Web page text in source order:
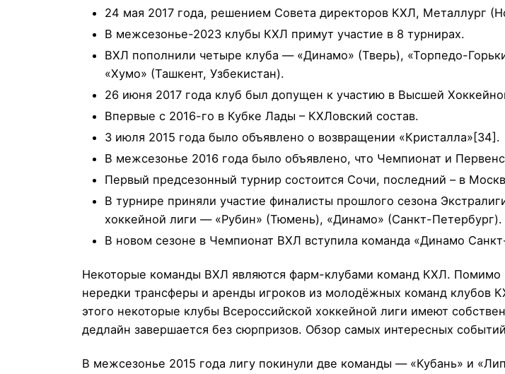
24 мая 2017 года, решением Совета директоров КХЛ, Металлург
В межсезонье-2023 клубы КХЛ примут участие в 8 турнирах.
ВХЛ пополнили четыре клуба — «Динамо» (Тверь), «Торпедо-
«Хумо» (Ташкент, Узбекистан).
26 июня 2017 года клуб был допущен к участию в Высшей
Впервые с 2016-го в Кубке Лады – КХЛовский состав.
3 июля 2015 года было объявлено о возвращении «Кристалла»[34].
В межсезонье 2016 года было объявлено, что Чемпионат и
Первый предсезонный турнир состоится Сочи, последний – в
В турнире приняли участие финалисты прошлого сезона
хоккейной лиги — «Рубин» (Тюмень), «Динамо» (Санкт-Петербург).
В новом сезоне в Чемпионат ВХЛ вступила команда «Динамо
Некоторые команды ВХЛ являются фарм-клубами команд КХЛ. Помимо
нередки трансферы и аренды игроков из молодёжных команд
этого некоторые клубы Всероссийской хоккейной лиги имеют
дедлайн завершается без сюрпризов. Обзор самых интересных
В межсезонье 2015 года лигу покинули две команды — «Кубань» и